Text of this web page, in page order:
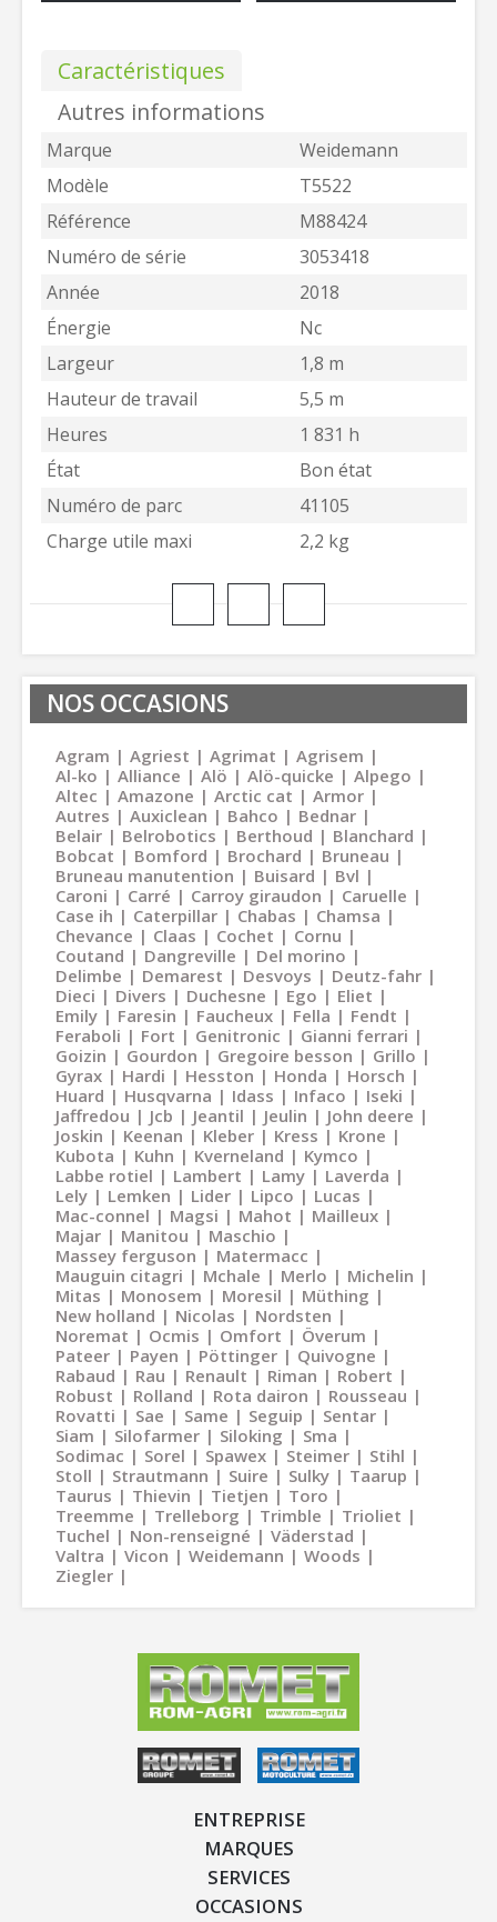
Caractéristiques
Autres informations
Marque
Weidemann
Modèle
T5522
Référence
M88424
Numéro de série
3053418
Année
2018
Énergie
Nc
Largeur
1,8 m
Hauteur de travail
5,5 m
Heures
1 831 h
État
Bon état
Numéro de parc
41105
Charge utile maxi
2,2 kg
NOS OCCASIONS
Agram Agriest Agrimat
Agrisem
Al-ko
Alliance Alö Alö-quicke
Alpego
Altec
Amazone Arctic cat
Armor
Autres
Auxiclean Bahco
Bednar
Belair
Belrobotics Berthoud
Blanchard
Bobcat
Bomford Brochard
Bruneau
Bruneau manutention
Buisard
Bvl
Caroni
Carré Carroy giraudon
Caruelle
Case ih
Caterpillar Chabas
Chamsa
Chevance
Claas Cochet
Cornu
Coutand
Dangreville
Del morino
Delimbe
Demarest Desvoys
Deutz-fahr
Dieci
Divers Duchesne Ego
Eliet
Emily
Faresin Faucheux Fella
Fendt
Feraboli
Fort Genitronic
Gianni ferrari
Goizin
Gourdon Gregoire besson
Grillo
Gyrax
Hardi Hesston Honda
Horsch
Huard
Husqvarna Idass Infaco
Iseki
Jaffredou
Jcb Jeantil Jeulin
John deere
Joskin
Keenan Kleber Kress
Krone
Kubota
Kuhn Kverneland
Kymco
Labbe rotiel
Lambert Lamy
Laverda
Lely
Lemken Lider Lipco
Lucas
Mac-connel
Magsi Mahot
Mailleux
Majar
Manitou
Maschio
Massey ferguson
Matermacc
Mauguin citagri
Mchale Merlo
Michelin
Mitas
Monosem Moresil
Müthing
New holland
Nicolas
Nordsten
Noremat
Ocmis Omfort
Överum
Pateer
Payen Pöttinger
Quivogne
Rabaud
Rau Renault Riman
Robert
Robust
Rolland Rota dairon
Rousseau
Rovatti
Sae Same Seguip
Sentar
Siam
Silofarmer Siloking
Sma
Sodimac
Sorel Spawex Steimer
Stihl
Stoll
Strautmann Suire Sulky
Taarup
Taurus
Thievin Tietjen
Toro
Treemme
Trelleborg Trimble
Trioliet
Tuchel
Non-renseigné
Väderstad
Valtra
Vicon Weidemann
Woods
Ziegler
ENTREPRISE
MARQUES
SERVICES
OCCASIONS